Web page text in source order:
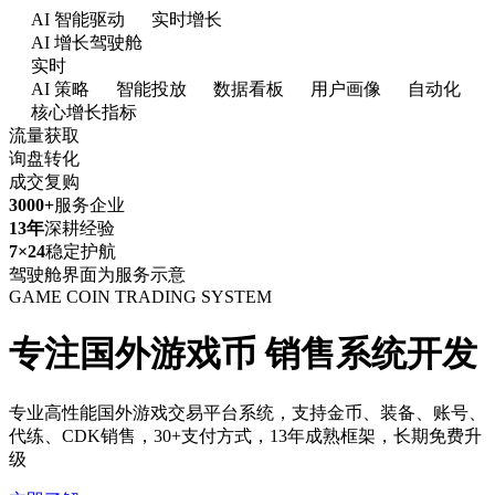
AI 智能驱动
实时增长
AI 增长驾驶舱
实时
AI 策略
智能投放 数据看板 用户画像
自动化
核心增长指标
流量获取
询盘转化
成交复购
3000+服务企业
13年深耕经验
7×24稳定护航
驾驶舱界面为服务示意
GAME COIN TRADING SYSTEM
专注国外游戏币 销售系统开发
专业高性能国外游戏交易平台系统，支持金币、装备、账号、
代练、CDK销售，30+支付方式，13年成熟框架，长期免费升
级